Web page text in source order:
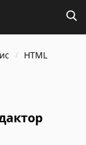
HTML